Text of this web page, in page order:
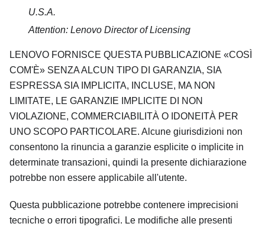
U.S.A.
Attention: Lenovo Director of Licensing
LENOVO FORNISCE QUESTA PUBBLICAZIONE
COSÌ
COM'È
SENZA ALCUN TIPO DI GARANZIA, SIA
ESPRESSA SIA IMPLICITA, INCLUSE, MA NON
LIMITATE, LE GARANZIE IMPLICITE DI NON
VIOLAZIONE, COMMERCIABILITÀ O IDONEITÀ PER
UNO SCOPO PARTICOLARE. Alcune giurisdizioni non
consentono la rinuncia a garanzie esplicite o implicite in
determinate transazioni, quindi la presente dichiarazione
potrebbe non essere applicabile all'utente.
Questa pubblicazione potrebbe contenere imprecisioni
tecniche o errori tipografici. Le modifiche alle presenti